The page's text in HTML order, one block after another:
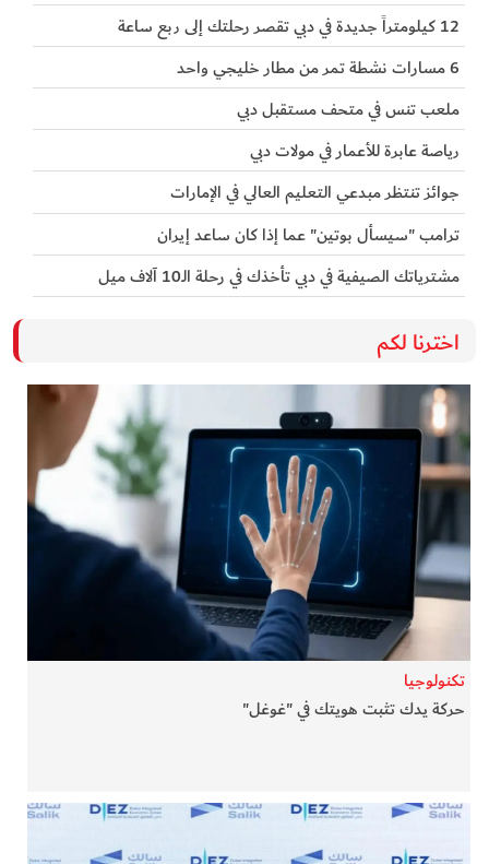
12 كيلومتراً جديدة في دبي تقصر رحلتك إلى ربع ساعة
6 مسارات نشطة تمر من مطار خليجي واحد
ملعب تنس في متحف مستقبل دبي
رياصة عابرة للأعمار في مولات دبي
جوائز تنتظر مبدعي التعليم العالي في الإمارات
ترامب "سيسأل بوتين" عما إذا كان ساعد إيران
مشترياتك الصيفية في دبي تأخذك في رحلة الـ10 آلاف ميل
اخترنا لكم
تكنولوجيا
حركة يدك تثبت هويتك في "غوغل"